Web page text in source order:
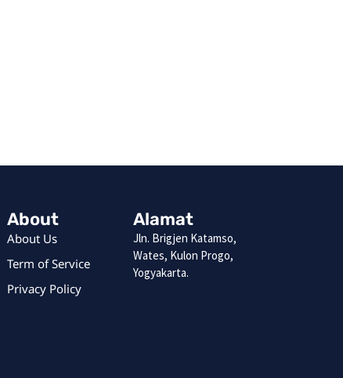
About
About Us
Term of Service
Privacy Policy
Alamat
Jln. Brigjen Katamso,
Wates, Kulon Progo,
Yogyakarta.